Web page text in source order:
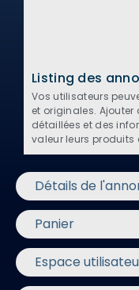
Détails de
Panier
Espace
Listing des
Vos utilisateurs
et originales.
détaillées et des
valeur leurs produits